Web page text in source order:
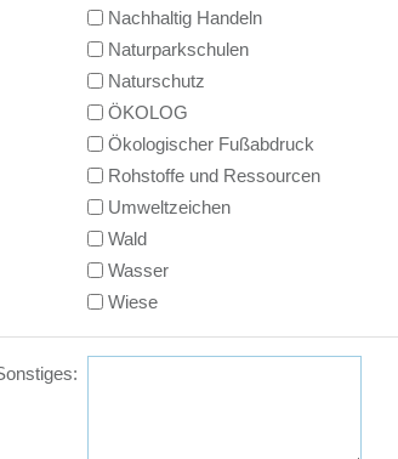
Nachhaltig Handeln
Naturparkschulen
Naturschutz
ÖKOLOG
Ökologischer Fußabdruck
Rohstoffe und Ressourcen
Umweltzeichen
Wald
Wasser
Wiese